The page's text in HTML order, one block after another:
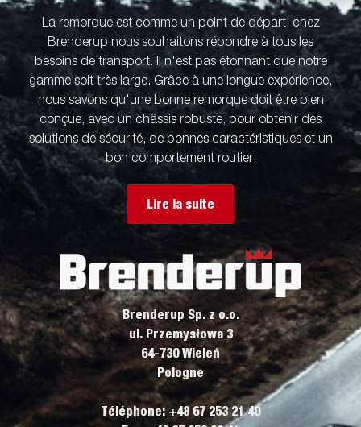
La remorque est comme un point de départ: chez
Brenderup nous souhaitons répondre à tous les
besoins de transport. Il n'est pas étonnant que notre
gamme soit très large. Grâce à une longue expérience,
nous savons qu'une bonne remorque doit être bien
conçue, avec un châssis robuste, pour obtenir des
solutions de sécurité, de bonnes caractéristiques et un
bon comportement routier.
Lire la suite
Brenderup Sp. z o.o.
ul. Przemysłowa 3
64-730 Wieleń
Pologne
Téléphone: +48 67 253 21 40